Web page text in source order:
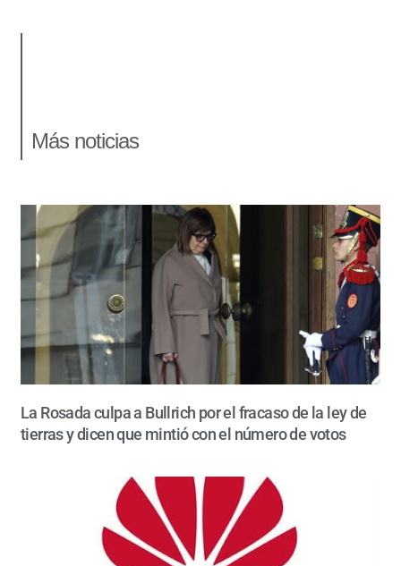
Más noticias
La Rosada culpa a Bullrich por el fracaso de la ley de
tierras y dicen que mintió con el número de votos